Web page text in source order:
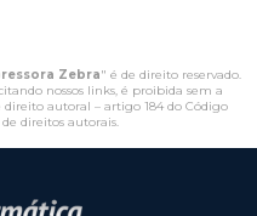
Zebra" é de direito reservado.
nossos links, é proibida sem a
autoral – artigo 184 do Código
de direitos autorais.